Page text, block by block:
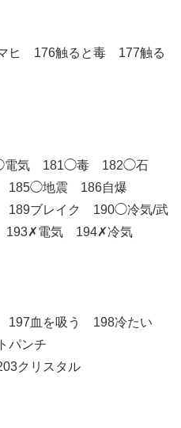
ヒ 176触ると毒 177触る
気 181◯毒 182◯石
地震 186自爆
ブレイク 190◯冷気/武
電気 194✗冷気
血を吸う 198冷たい
パンチ
クリスタル